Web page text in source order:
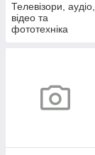
Телевізори, аудіо,
відео та
фототехніка